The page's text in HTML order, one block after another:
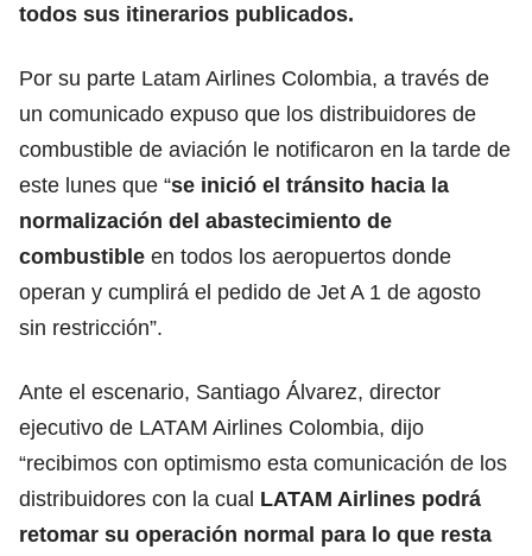
todos sus itinerarios publicados.
Por su parte Latam Airlines Colombia, a través de
un comunicado expuso que los distribuidores de
combustible de aviación le notificaron en la tarde de
este lunes que “se inició el tránsito hacia la
normalización del abastecimiento de
combustible en todos los aeropuertos donde
operan y cumplirá el pedido de Jet A 1 de agosto
sin restricción”.
Ante el escenario, Santiago Álvarez, director
ejecutivo de LATAM Airlines Colombia, dijo
“recibimos con optimismo esta comunicación de los
distribuidores con la cual LATAM Airlines podrá
retomar su operación normal para lo que resta